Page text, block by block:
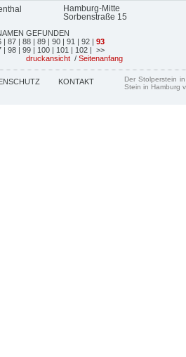
Hamburg-Mitte
Sorbenstraße 15
GEFUNDEN
| 87 | 88 | 89 | 90 | 91 | 92 | 93
| 98 | 99 | 100 | 101 | 102 | >>
druckansicht / Seitenanfang
KONTAKT
Der Stolperstein
Stein in Hamburg